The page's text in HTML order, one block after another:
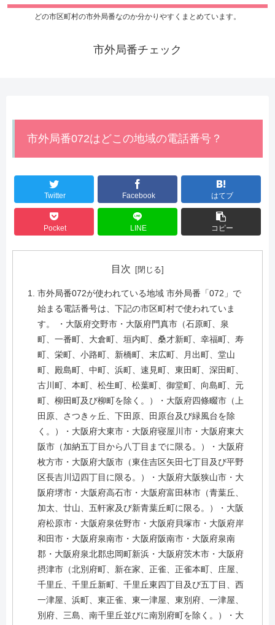
どの市区町村の市外局番なのか分かりやすくまとめています。
市外局番チェック
市外局番072はどこの地域の電話番号？
Twitter Facebook はてブ
Pocket LINE コピー
目次
市外局番072が使われている地域 市外局番「072」で
始まる電話番号は、下記の市区町村で使われていま
す。 ・大阪府交野市・大阪府門真市（石原町、泉
町、一番町、大倉町、垣内町、桑才新町、幸福町、寿
町、栄町、小路町、新橋町、末広町、月出町、堂山
町、殿島町、中町、浜町、速見町、東田町、深田町、
古川町、本町、松生町、松葉町、御堂町、向島町、元
町、柳田町及び柳町を除く。）・大阪府四條畷市（上
田原、さつきヶ丘、下田原、田原台及び緑風台を除
く。）・大阪府大東市・大阪府寝屋川市・大阪府東大
阪市（加納五丁目から八丁目までに限る。）・大阪府
枚方市・大阪府大阪市（東住吉区矢田七丁目及び平野
区長吉川辺四丁目に限る。）・大阪府大阪狭山市・大
阪府堺市・大阪府高石市・大阪府富田林市（青葉丘、
加太、廿山、五軒家及び新青葉丘町に限る。）・大阪
府松原市・大阪府泉佐野市・大阪府貝塚市・大阪府岸
和田市・大阪府泉南市・大阪府阪南市・大阪府泉南
郡・大阪府泉北郡忠岡町新浜・大阪府茨木市・大阪府
摂津市（北別府町、新在家、正雀、正雀本町、庄屋、
千里丘、千里丘新町、千里丘東四丁目及び五丁目、西
一津屋、浜町、東正雀、東一津屋、東別府、一津屋、
別府、三島、南千里丘並びに南別府町を除く。）・大